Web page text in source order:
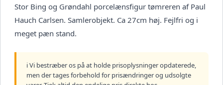
Stor Bing og Grøndahl porcelænsfigur tømreren af Paul
Hauch Carlsen. Samlerobjekt. Ca 27cm høj. Fejlfri og i
meget pæn stand.
ℹ️ Vi bestræber os på at holde prisoplysninger opdaterede,
men der tages forbehold for prisændringer og udsolgte